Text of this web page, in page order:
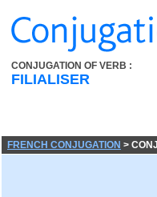
CONJUGATION OF VERB :
FILIALISER
FRENCH CONJUGATION >